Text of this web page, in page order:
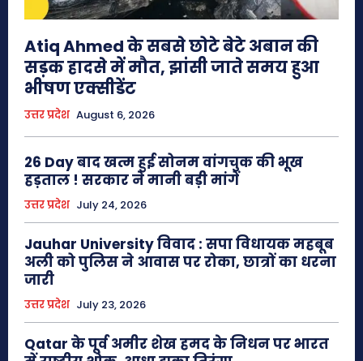
Atiq Ahmed के सबसे छोटे बेटे अबान की
सड़क हादसे में मौत, झांसी जाते समय हुआ
भीषण एक्सीडेंट
उत्तर प्रदेश August 6, 2026
26 Day बाद खत्म हुई सोनम वांगचुक की भूख
हड़ताल ! सरकार ने मानी बड़ी मांगें
उत्तर प्रदेश July 24, 2026
Jauhar University विवाद : सपा विधायक महबूब
अली को पुलिस ने आवास पर रोका, छात्रों का धरना
जारी
उत्तर प्रदेश July 23, 2026
Qatar के पूर्व अमीर शेख हमद के निधन पर भारत